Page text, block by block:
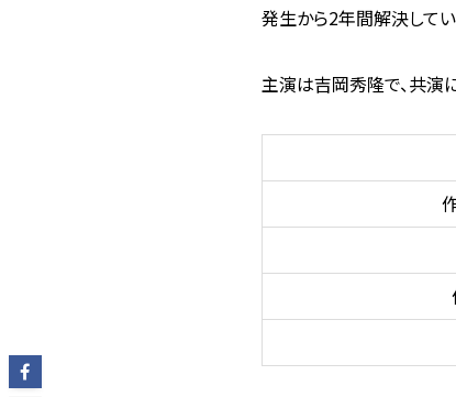
発生から2年間解決して
主演は吉岡秀隆で、共演